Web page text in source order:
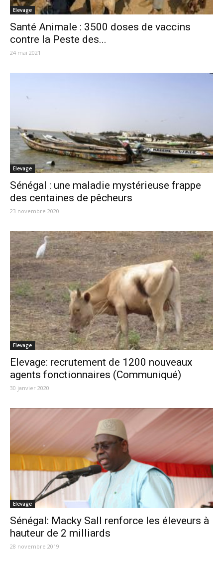
Elevage
Santé Animale : 3500 doses de vaccins
contre la Peste des...
24 mai 2021
Elevage
Sénégal : une maladie mystérieuse frappe
des centaines de pêcheurs
23 novembre 2020
Elevage
Elevage: recrutement de 1200 nouveaux
agents fonctionnaires (Communiqué)
30 janvier 2020
Elevage
Sénégal: Macky Sall renforce les éleveurs à
hauteur de 2 milliards
28 novembre 2019